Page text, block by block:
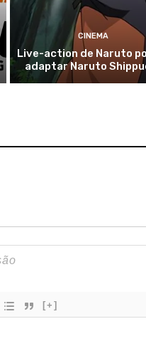
CINEMA
Live-action de Naruto
adaptar Naruto
[+]